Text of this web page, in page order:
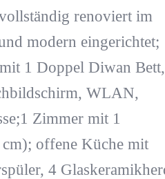
renoviert im
modern eingerichtet;
1 Doppel Diwan Bett,
WLAN,
Zimmer mit 1
offene Küche mit
4